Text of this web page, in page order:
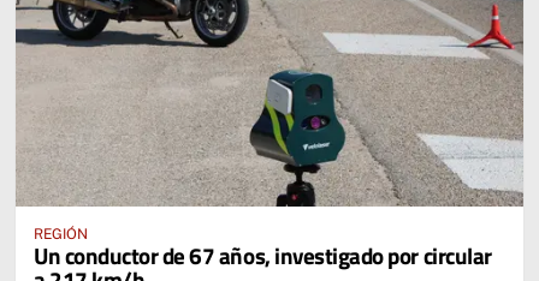
REGIÓN
Un conductor de 67 años, investigado por circular